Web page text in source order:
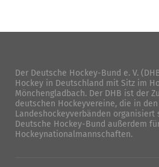
Der Deutsche Hockey-Bund e. V.
Hockey in Deutschland mit Sitz im
Mönchengladbach. Der DHB ist der
deutschen Hockeyvereine, die in den
Landeshockeyverbänden organisiert
Deutsche Hockey-Bund außerdem
Hockeynationalmannschaften.